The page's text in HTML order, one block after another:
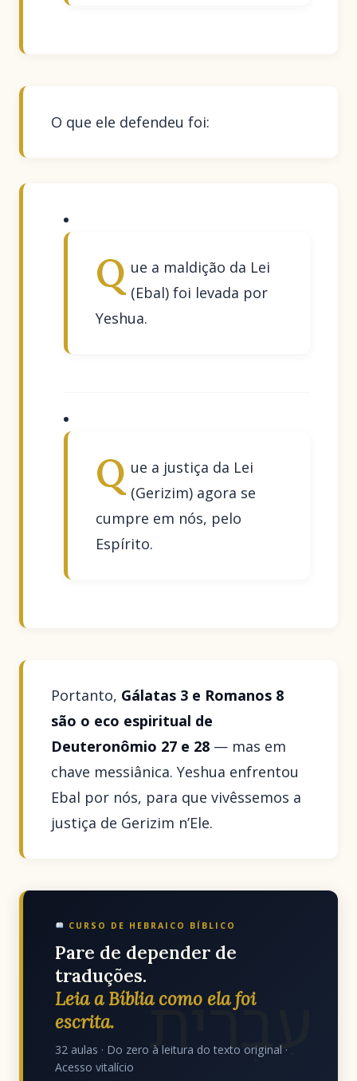
O que ele defendeu foi:
Q ue a maldição da Lei
(Ebal) foi levada por
Yeshua.
Q ue a justiça da Lei
(Gerizim) agora se
cumpre em nós, pelo
Espírito.
Portanto, Gálatas 3 e Romanos 8
são o eco espiritual de
Deuteronômio 27 e 28 — mas em
chave messiânica. Yeshua enfrentou
Ebal por nós, para que vivêssemos a
justiça de Gerizim n’Ele.
עִבְרִית
CURSO DE HEBRAICO BÍBLICO
Pare de depender de
traduções.
Leia a Bíblia como ela foi
escrita.
32 aulas · Do zero à leitura do texto original ·
Acesso vitalício